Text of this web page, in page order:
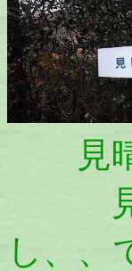
見晴
見晴
し、、